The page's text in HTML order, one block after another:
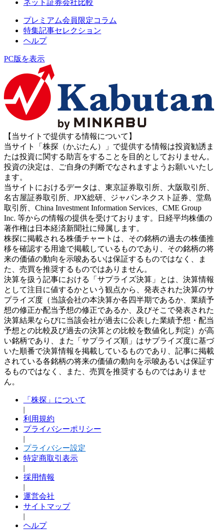
ネット証券会社比較
プレミアム会員限定コラム
特集記事セレクション
ヘルプ
PC版を表示
【当サイトで提供する情報について】
当サイト「株探（かぶたん）」で提供する情報は投資勧誘ま
たは投資に関する助言をすることを目的としておりません。
投資の決定は、ご自身の判断でなされますようお願いいたし
ます。
当サイトにおけるデータは、東京証券取引所、大阪取引所、
名古屋証券取引所、JPX総研、ジャパンネクスト証券、堂島
取引所、China Investment Information Services、CME Group
Inc. 等からの情報の提供を受けております。日経平均株価の
著作権は日本経済新聞社に帰属します。
株探に掲載される株価チャートは、その銘柄の過去の株価推
移を確認する用途で掲載しているものであり、その銘柄の将
来の価値の動向を示唆あるいは保証するものではなく、ま
た、売買を推奨するものではありません。
決算を扱う記事における「サプライズ決算」とは、決算情報
として注目に値するかという観点から、発表された決算のサ
プライズ度（当該会社の本決算か各四半期であるか、業績予
想の修正か配当予想の修正であるか、及びそこで発表された
決算結果ならびに当該会社が過去に公表した業績予想・配当
予想との比較及び過去の決算との比較を数値化し判定）が高
い銘柄であり、また「サプライズ順」はサプライズ度に基づ
いた順番で決算情報を掲載しているものであり、記事に掲載
されている各銘柄の将来の価値の動向を示唆あるいは保証す
るものではなく、また、売買を推奨するものではありませ
ん。
「株探」について
|
利用規約
プライバシーポリシー
|
プライバシー設定
特定商取引表示
|
採用情報
|
運営会社
サイトマップ
|
ヘルプ